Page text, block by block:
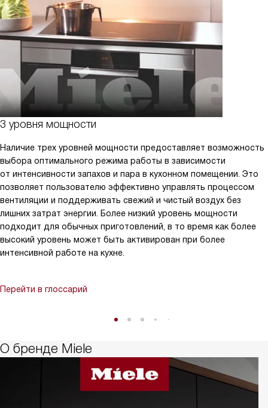
3 уровня мощности
Наличие трех уровней мощности предоставляет возможность
выбора оптимального режима работы в зависимости
от интенсивности запахов и пара в кухонном помещении. Это
позволяет пользователю эффективно управлять процессом
вентиляции и поддерживать свежий и чистый воздух без
лишних затрат энергии. Более низкий уровень мощности
подходит для обычных приготовлений, в то время как более
высокий уровень может быть активирован при более
интенсивной работе на кухне.
Перейти в глоссарий
О бренде Miele